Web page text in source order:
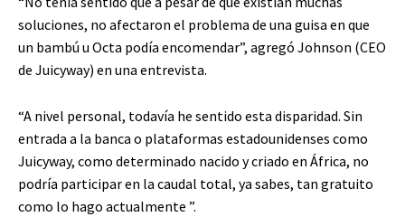
soluciones, no afectaron el problema de una guisa en que
un bambú u Octa podía encomendar”, agregó Johnson (CEO
de Juicyway) en una entrevista.
“A nivel personal, todavía he sentido esta disparidad. Sin
entrada a la banca o plataformas estadounidenses como
Juicyway, como determinado nacido y criado en África, no
podría participar en la caudal total, ya sabes, tan gratuito
como lo hago actualmente ”.